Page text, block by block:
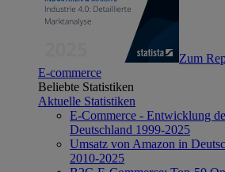
Zum
E-commerce
Beliebte Statistiken
Aktuelle Statistiken
E-Commerce - Entwicklung
Deutschland 1999-2025
Umsatz von Amazon in
2010-2025